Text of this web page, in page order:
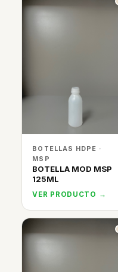
BOTELLAS HDPE ·
MSP
BOTELLA MOD MSP
125ML
VER PRODUCTO →